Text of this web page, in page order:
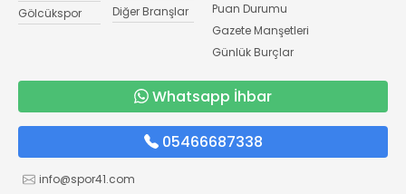
Gölcükspor
Diğer Branşlar
Puan Durumu
Gazete Manşetleri
Günlük Burçlar
Whatsapp İhbar
05466687338
info@spor41.com